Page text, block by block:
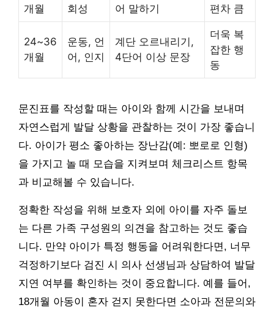
개월
회성
어 말하기
편차 큼
24~36
개월
운동, 언
어, 인지
계단 오르내리기,
4단어 이상 문장
더욱 복
잡한 행
동
문진표를 작성할 때는 아이와 함께 시간을 보내며
자연스럽게 발달 상황을 관찰하는 것이 가장 좋습니
다. 아이가 평소 좋아하는 장난감(예: 뽀로로 인형)
을 가지고 놀 때 모습을 지켜보며 체크리스트 항목
과 비교해볼 수 있습니다.
정확한 작성을 위해 보호자 외에 아이를 자주 돌보
는 다른 가족 구성원의 의견을 참고하는 것도 좋습
니다. 만약 아이가 특정 행동을 어려워한다면, 너무
걱정하기보다 검진 시 의사 선생님과 상담하여 발달
지연 여부를 확인하는 것이 중요합니다. 예를 들어,
18개월 아동이 혼자 걷지 못한다면 소아과 전문의와